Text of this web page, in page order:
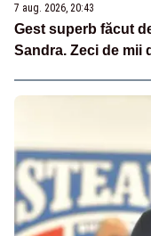
7 aug. 2026, 20:43
Gest superb făcut
Sandra. Zeci de mii